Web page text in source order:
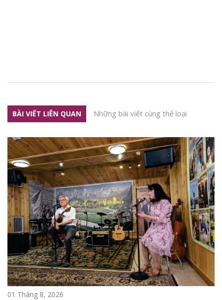
BÀI VIẾT LIÊN QUAN Những bài viết cùng thể loại
01 Tháng 8, 2026